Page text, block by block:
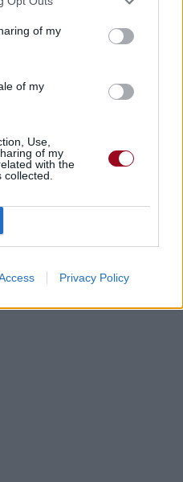
of my
of my
Use,
of my
with the
Privacy Policy
Corriger une erreur